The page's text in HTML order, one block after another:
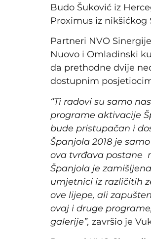
Budo Šuković iz
Proximus iz nikšićkog
Partneri NVO
Nuovo i Omladinski
da prethodne dvije
dostupnim
“Ti radovi su samo
programe aktivacije
bude pristupačan i
Španjola 2018 je
ova tvrđava postane
Španjola je
umjetnici iz različitih
ove lijepe, ali
ovaj i druge
galerije”, završio je